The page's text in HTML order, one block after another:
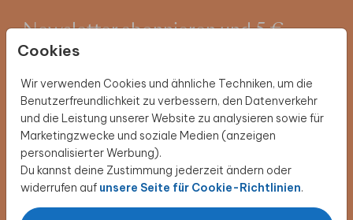
Cookies
Wir verwenden Cookies und ähnliche Techniken, um die
Benutzerfreundlichkeit zu verbessern, den Datenverkehr
und die Leistung unserer Website zu analysieren sowie für
Marketingzwecke und soziale Medien (anzeigen
personalisierter Werbung).
Du kannst deine Zustimmung jederzeit ändern oder
widerrufen auf unsere Seite für Cookie-Richtlinien.
Newsletter abonnieren und 5 €
Rabatt sichern
Melde dich für unseren Newsletter an und entdecke
exklusive Angebote, kreative Inspirationen und
spannende Neuigkeiten aus unserer Produktwelt. Als
Dankeschön erhältst du 5 € Rabatt auf deine nächste
Bestellung.
Jetzt anmelden!